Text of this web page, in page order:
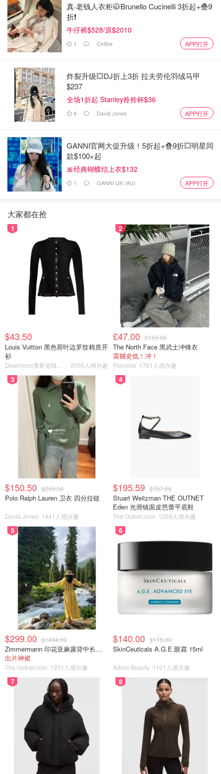
真·老钱人衣柜🧥Brunello Cucinelli 3折起+叠9
折❗️
牛仔裤$528/原$2010
1 Cettire APP打开
炸裂升级💥DJ折上3折 拉夫劳伦羽绒马甲
$237
全场1折起 Stanley拎拎杯$36
4 David Jones APP打开
GANNI官网大促升级！5折起+叠9折💥明星同
款$100+起
🎀经典蝴蝶结上衣$132
1 GANNI UK (AU) APP打开
大家都在抢
1
$43.50
Louis Vuitton 黑色荷叶边罗纹棉质开
衫
2050人感兴趣
2
£47.00 £155.00
The North Face 黑武士冲锋衣
震撼史低！冲！
Flannels 1761人感兴趣
3
$150.50 $269.00
Polo Ralph Lauren 卫衣 四分拉链
David Jones 1441人感兴趣
4
$195.59 $707.00
Stuart Weitzman THE OUTNET
Eden 光滑镜面皮芭蕾平底鞋
The Outnet.com 1269人感兴趣
5
$299.00 $1494.00
Zimmermann 印花亚麻露背中长连衣裙
出片神裙
The Outnet.com 1251人感兴趣
6
$140.00 $175.00
SkinCeuticals A.G.E.眼霜 15ml
Adore Beauty 1101人感兴趣
7 8